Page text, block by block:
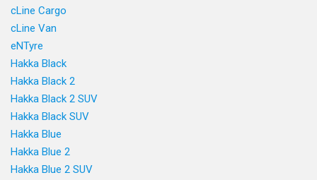
cLine Cargo
cLine Van
eNTyre
Hakka Black
Hakka Black 2
Hakka Black 2 SUV
Hakka Black SUV
Hakka Blue
Hakka Blue 2
Hakka Blue 2 SUV